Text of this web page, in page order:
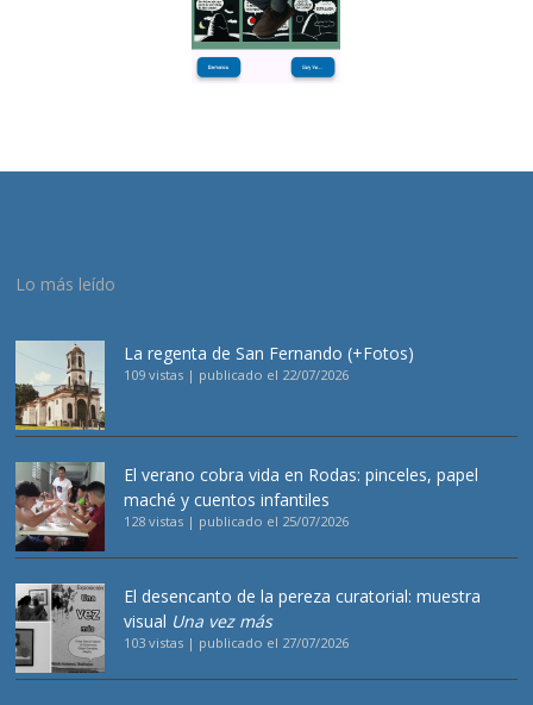
Lo más leído
La regenta de San Fernando (+Fotos)
109 vistas | publicado el 22/07/2026
El verano cobra vida en Rodas: pinceles, papel
maché y cuentos infantiles
128 vistas | publicado el 25/07/2026
El desencanto de la pereza curatorial: muestra
visual Una vez más
103 vistas | publicado el 27/07/2026